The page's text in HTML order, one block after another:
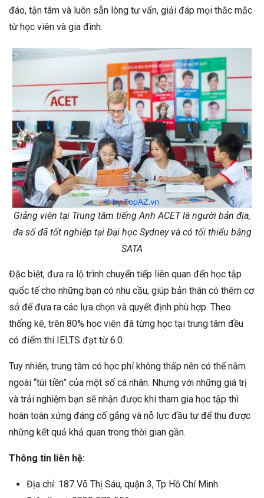
đáo, tận tâm và luôn sẵn lòng tư vấn, giải đáp mọi thắc mắc
từ học viên và gia đình.
Giảng viên tại Trung tâm tiếng Anh ACET là người bản địa,
đa số đã tốt nghiệp tại Đại học Sydney và có tối thiểu bằng
SATA
Đặc biệt, đưa ra lộ trình chuyển tiếp liên quan đến học tập
quốc tế cho những bạn có nhu cầu, giúp bản thân có thêm cơ
sở để đưa ra các lựa chọn và quyết định phù hợp. Theo
thống kê, trên 80% học viên đã từng học tại trung tâm đều
có điểm thi IELTS đạt từ 6.0.
Tuy nhiên, trung tâm có học phí không thấp nên có thể nằm
ngoài “túi tiền” của một số cá nhân. Nhưng với những giá trị
và trải nghiệm bạn sẽ nhận được khi tham gia học tập thì
hoàn toàn xứng đáng cố gắng và nỗ lực đầu tư để thu được
những kết quả khả quan trong thời gian gần.
Thông tin liên hệ:
Địa chỉ: 187 Võ Thị Sáu, quận 3, Tp Hồ Chí Minh